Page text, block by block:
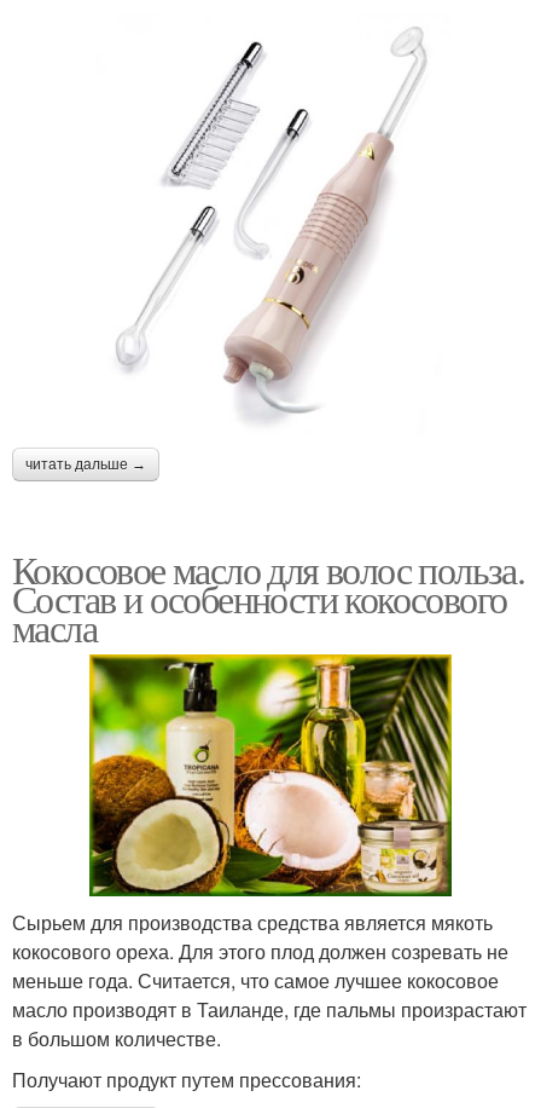
читать дальше →
Кокосовое масло для волос польза.
Состав и особенности кокосового
масла
Сырьем для производства средства является мякоть
кокосового ореха. Для этого плод должен созревать не
меньше года. Считается, что самое лучшее кокосовое
масло производят в Таиланде, где пальмы произрастают
в большом количестве.
Получают продукт путем прессования: